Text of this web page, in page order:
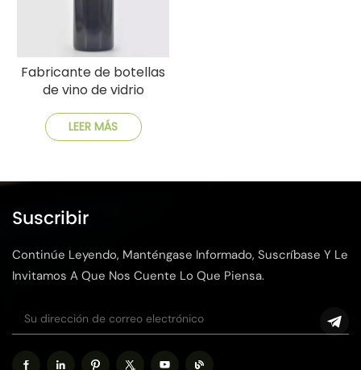
Fabricante de botellas
de vino de vidrio
750 ml
LEER MÁS
Suscribir
Continúe Leyendo, Manténgase Informado, Suscríbase Y Le
Invitamos A Que Nos Cuente Lo Que Piensa.